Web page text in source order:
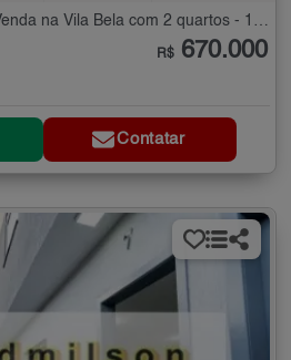
Condomínio Fechado à Venda na Vila Bela com 2 quartos - 109 m²
R$ 670.000
Contatar